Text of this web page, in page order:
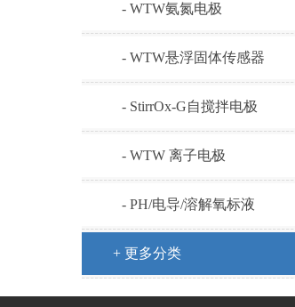
- WTW氨氮电极
- WTW悬浮固体传感器
- StirrOx-G自搅拌电极
- WTW 离子电极
- PH/电导/溶解氧标液
+ 更多分类